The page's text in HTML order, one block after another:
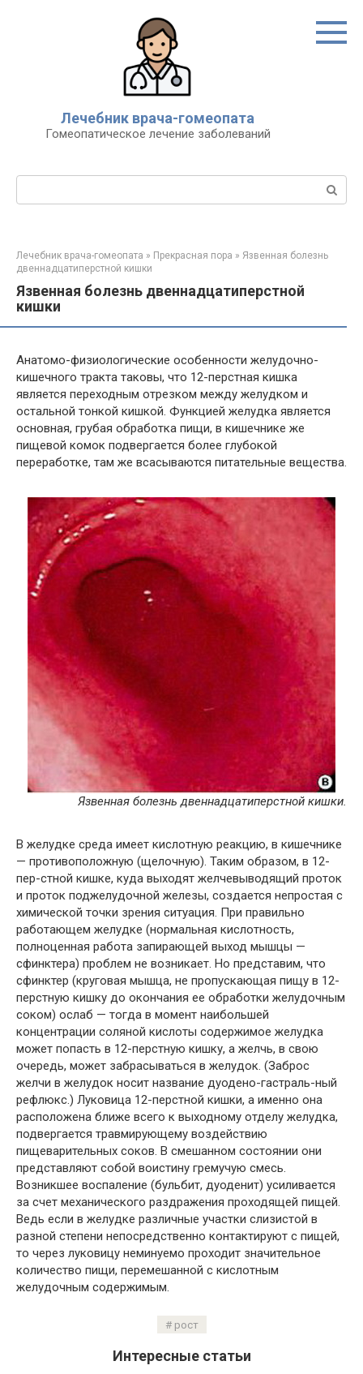
Лечебник врача-гомеопата
Гомеопатическое лечение заболеваний
Поиск:
Лечебник врача-гомеопата » Прекрасная пора » Язвенная болезнь
двеннадцатиперстной кишки
Язвенная болезнь двеннадцатиперстной
кишки
Анатомо-физиологические особенности желудочно-
кишечного тракта таковы, что 12-перстная кишка
является переходным отрезком между желудком и
остальной тонкой кишкой. Функцией желудка является
основная, грубая обработка пищи, в кишечнике же
пищевой комок подвергается более глубокой
переработке, там же всасываются питательные вещества.
Язвенная болезнь двеннадцатиперстной кишки.
В желудке среда имеет кислотную реакцию, в кишечнике
— противоположную (щелочную). Таким образом, в 12-
пер-стной кишке, куда выходят желчевыводящий проток
и проток поджелудочной железы, создается непростая с
химической точки зрения ситуация. При правильно
работающем желудке (нормальная кислотность,
полноценная работа запирающей выход мышцы —
сфинктера) проблем не возникает. Но представим, что
сфинктер (круговая мышца, не пропускающая пищу в 12-
перстную кишку до окончания ее обработки желудочным
соком) ослаб — тогда в момент наибольшей
концентрации соляной кислоты содержимое желудка
может попасть в 12-перстную кишку, а желчь, в свою
очередь, может забрасываться в желудок. (Заброс
желчи в желудок носит название дуодено-гастраль-ный
рефлюкс.) Луковица 12-перстной кишки, а именно она
расположена ближе всего к выходному отделу желудка,
подвергается травмирующему воздействию
пищеварительных соков. В смешанном состоянии они
представляют собой воистину гремучую смесь.
Возникшее воспаление (бульбит, дуоденит) усиливается
за счет механического раздражения проходящей пищей.
Ведь если в желудке различные участки слизистой в
разной степени непосредственно контактируют с пищей,
то через луковицу неминуемо проходит значительное
количество пищи, перемешанной с кислотным
желудочным содержимым.
рост
Интересные статьи